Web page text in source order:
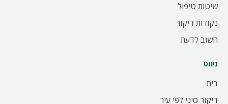
שיטות טיפול
נקודות דיקור
חשוב לדעת
ניווט
בית
דיקור סיני לפי עיר